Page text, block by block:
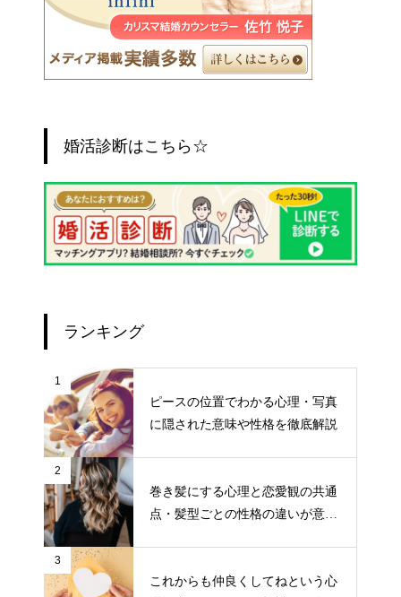
婚活診断はこちら☆
ランキング
1
ピースの位置でわかる心理・写真
に隠された意味や性格を徹底解説
2
巻き髪にする心理と恋愛観の共通
点・髪型ごとの性格の違いが意外
3
これからも仲良くしてねという心